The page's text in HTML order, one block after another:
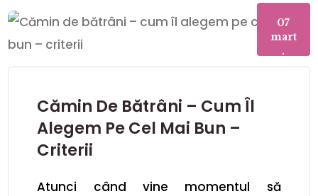
07
mart
.
Cămin De Bătrâni – Cum Îl
Alegem Pe Cel Mai Bun –
Criterii
Atunci când vine momentul să